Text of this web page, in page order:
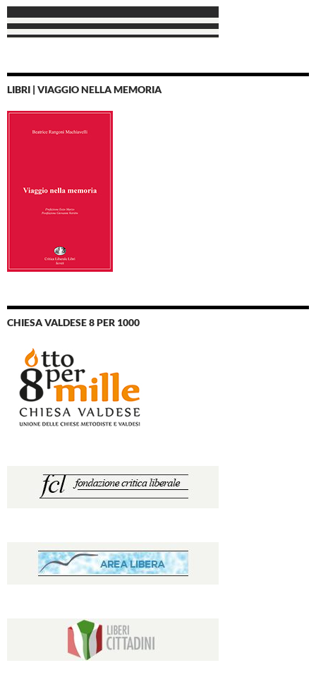
LIBRI | VIAGGIO NELLA MEMORIA
CHIESA VALDESE 8 PER 1000